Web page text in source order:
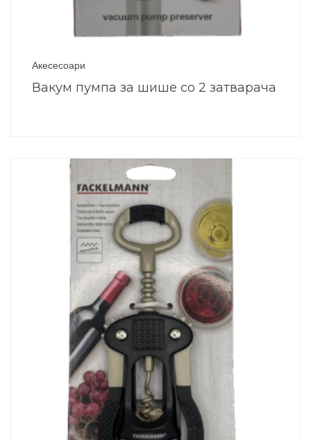
Акесесоари
Вакум пумпа за шише со 2 затварача